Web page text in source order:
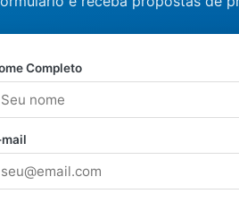
Completo
mail